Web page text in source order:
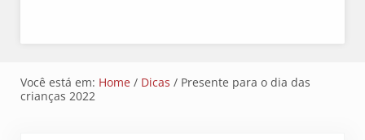
Você está em: Home / Dicas /Presente para o dia das
crianças 2022